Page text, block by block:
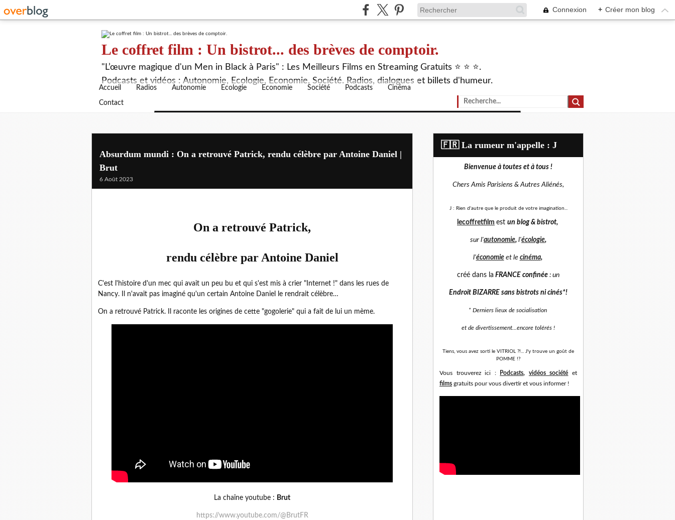
Connexion + Créer mon blog
Le coffret film : Un bistrot... des brèves de comptoir.
"L’œuvre magique d'un Men in Black à Paris" : Les Meilleurs Films en Streaming Gratuits ⭐ ⭐ ⭐.
Podcasts et vidéos : Autonomie, Ecologie, Economie, Société. Radios, dialogues et billets d'humeur.
Accueil Radios Autonomie Ecologie Economie Société Podcasts Cinéma
Contact
Absurdum mundi : On a retrouvé Patrick, rendu célèbre par Antoine Daniel |
Brut
6 Août 2023
On a retrouvé Patrick,
rendu célèbre par Antoine Daniel
C'est l'histoire d'un mec qui avait un peu bu et qui s'est mis à crier "Internet !" dans les rues de
Nancy. Il n'avait pas imaginé qu'un certain Antoine Daniel le rendrait célèbre…
On a retrouvé Patrick. Il raconte les origines de cette "gogolerie" qui a fait de lui un mème.
La chaîne youtube : Brut
https://www.youtube.com/@BrutFR
​🇫🇷​ La rumeur m'appelle : J
Bienvenue à toutes et à tous !
Chers Amis Parisiens &Autres Aliénés,
J : Rien d'autre que le produit de votre imagination...
lecoffretfilm est un blog & bistrot,
sur l'autonomie, l'écologie,
l'économie et le cinéma,
créé dans la FRANCE confinée : un
Endroit BIZARRE sans bistrots ni cinés*!
* Derniers lieux de socialisation
et de divertissement... encore tolérés !
Tiens, vous avez sorti le VITRIOL ?!... J'y trouve un goût de
POMME !?
Vous trouverez ici : Podcasts, vidéos société et
films gratuits pour vous divertir et vous informer !